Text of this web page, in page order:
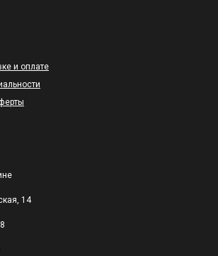
и оплате
14